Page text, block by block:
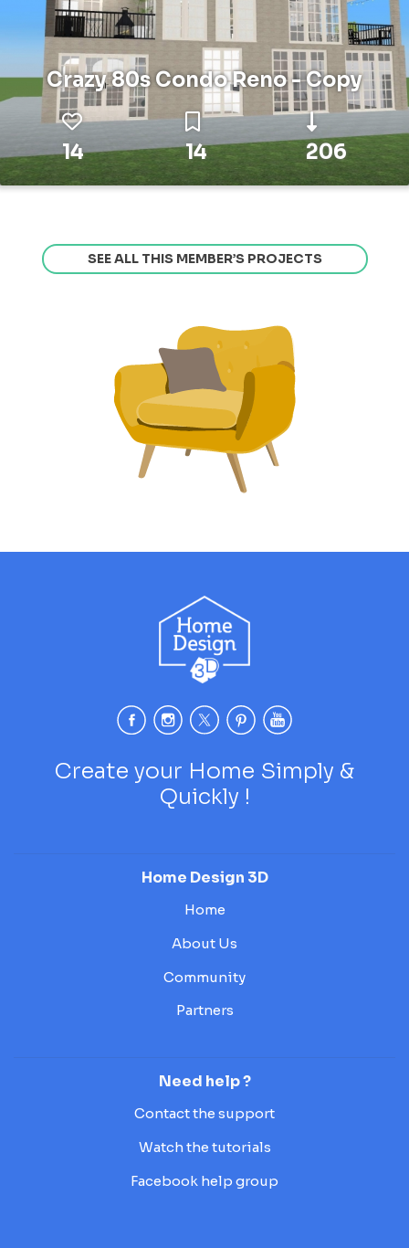
Crazy 80s Condo Reno - Copy
14 14 206
SEE ALL THIS MEMBER’S PROJECTS
Create your Home Simply &
Quickly !
Home Design 3D
Home
About Us
Community
Partners
Need help ?
Contact the support
Watch the tutorials
Facebook help group